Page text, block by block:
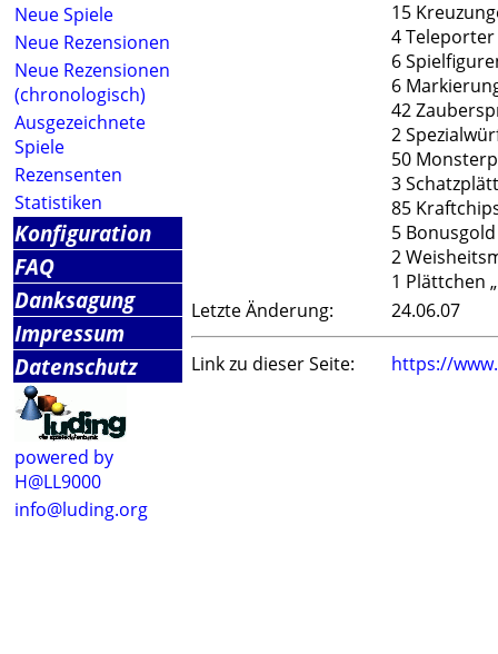
Neue Spiele
Neue Rezensionen
Neue Rezensionen
(chronologisch)
Ausgezeichnete
Spiele
Rezensenten
Statistiken
Konfiguration
FAQ
Danksagung
Impressum
Datenschutz
powered by
H@LL9000
info@luding.org
15
4 Teleporter
6
6
42
2
50
3
85
5 Bonusgold
2
1 Plättchen
Letzte Änderung:
24.06.07
Link zu dieser Seite: https://